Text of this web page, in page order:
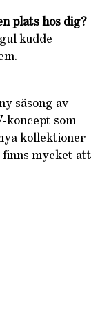
plats hos dig?
kudde
säsong av
koncept som
kollektioner
finns mycket att